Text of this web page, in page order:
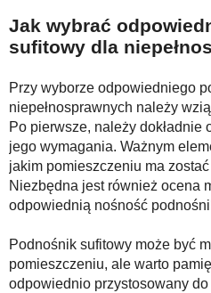
Bezpiecznie i w zgodzie z
Jak wybrać
sufitowy dla
Przy wyborze odpowiedniego
niepełnosprawnych należy
Po pierwsze, należy dokładnie
jego wymagania. Ważnym
jakim pomieszczeniu ma
Niezbędna jest również ocena
odpowiednią nośność
Podnośnik sufitowy może być
pomieszczeniu, ale warto
odpowiednio przystosowany